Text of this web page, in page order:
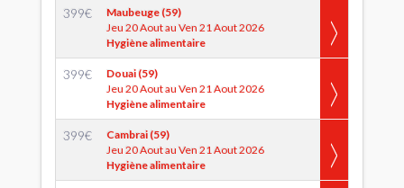
399€
Maubeuge (59)
Jeu 20 Aout au Ven 21 Aout 2026
Hygiène alimentaire
399€
Douai (59)
Jeu 20 Aout au Ven 21 Aout 2026
Hygiène alimentaire
399€
Cambrai (59)
Jeu 20 Aout au Ven 21 Aout 2026
Hygiène alimentaire